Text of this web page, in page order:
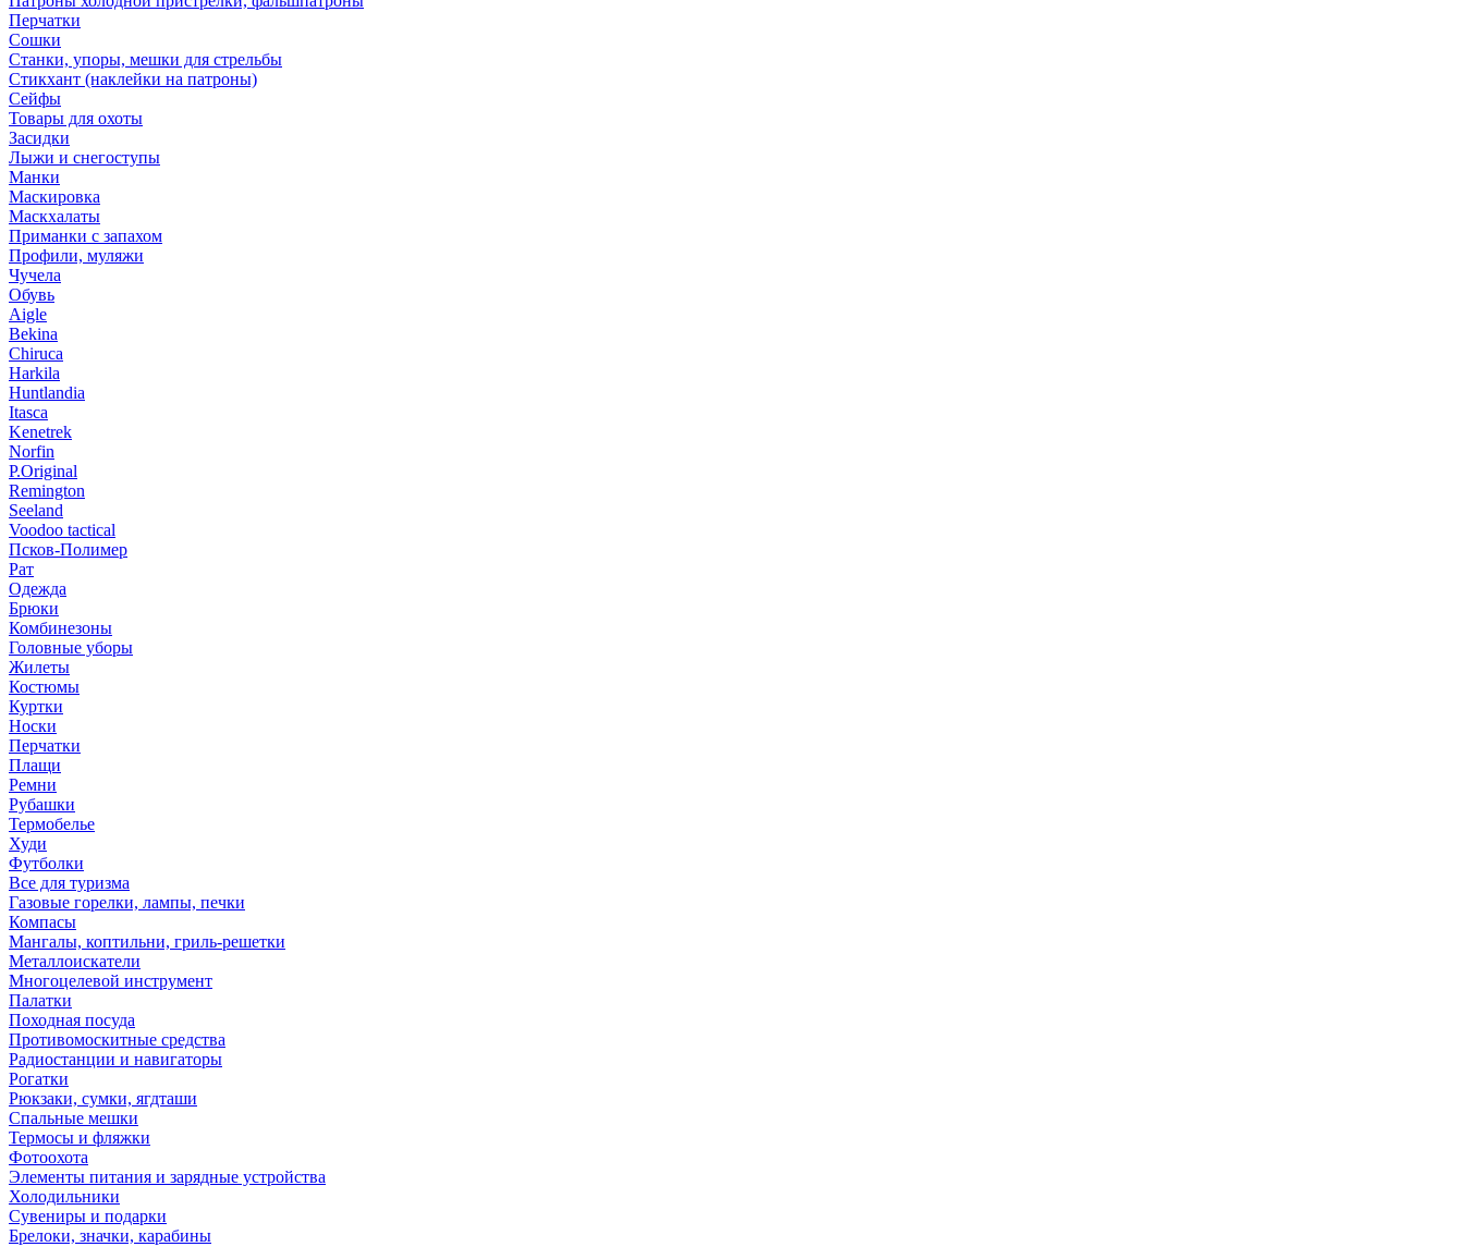
Перчатки
Сошки
Станки, упоры, мешки для стрельбы
Стикхант (наклейки на патроны)
Сейфы
Товары для охоты
Засидки
Лыжи и снегоступы
Манки
Маскировка
Маскхалаты
Приманки с запахом
Профили, муляжи
Чучела
Обувь
Aigle
Bekina
Chiruсa
Harkila
Huntlandia
Itasca
Kenetrek
Norfin
P.Original
Remington
Seeland
Voodoo tactical
Псков-Полимер
Рат
Одежда
Брюки
Комбинезоны
Головные уборы
Жилеты
Костюмы
Куртки
Носки
Перчатки
Плащи
Ремни
Рубашки
Термобелье
Худи
Футболки
Все для туризма
Газовые горелки, лампы, печки
Компасы
Мангалы, коптильни, гриль-решетки
Металлоискатели
Многоцелевой инструмент
Палатки
Походная посуда
Противомоскитные средства
Радиостанции и навигаторы
Рогатки
Рюкзаки, сумки, ягдташи
Спальные мешки
Термосы и фляжки
Фотоохота
Элементы питания и зарядные устройства
Холодильники
Сувениры и подарки
Брелоки, значки, карабины